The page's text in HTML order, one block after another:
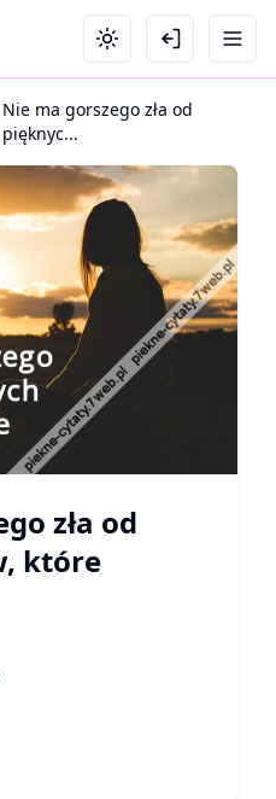
Nie ma gorszego zła od
pięknyc...
zła od
które